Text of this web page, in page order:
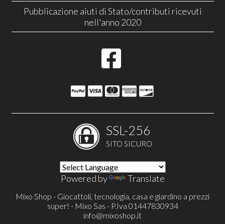
Pubblicazione aiuti di Stato/contributi ricevuti
nell'anno 2020
SSL-256
SITO SICURO
Powered by Translate
Mixo Shop - Giocattoli, tecnologia, casa e giardino a prezzi
super! - Mixo Sas - P.Iva 01447830934
info@mixoshop.it